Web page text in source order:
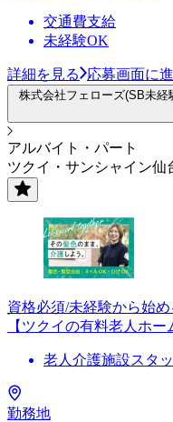
交通費支給
未経験OK
詳細を見る 応募画面に
株式会社フェローズ(SB未経
アルバイト・パート
ツクイ・サンシャイン仙
資格必須/未経験から始
【ツクイの有料老人ホー
老人介護施設スタ
勤務地